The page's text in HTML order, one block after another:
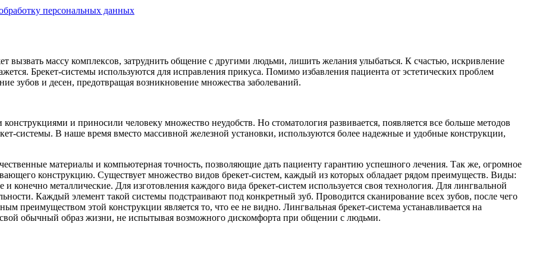
персональных данных
вызвать массу комплексов, затруднить общение с другими людьми, лишить желания улыбаться. К счастью, искривление
Брекет-системы используются для исправления прикуса. Помимо избавления пациента от эстетических проблем
зубов и десен, предотвращая возникновение множества заболеваний.
и приносили человеку множество неудобств. Но стоматология развивается, появляется все больше методов
системы. В наше время вместо массивной железной установки, используются более надежные и удобные конструкции,
материалы и компьютерная точность, позволяющие дать пациенту гарантию успешного лечения. Так же, огромное
конструкцию. Существует множество видов брекет-систем, каждый из которых обладает рядом преимуществ. Виды:
конечно металлические. Для изготовления каждого вида брекет-систем используется своя технология. Для лингвальной
Каждый элемент такой системы подстраивают под конкретный зуб. Проводится сканирование всех зубов, после чего
преимуществом этой конструкции является то, что ее не видно. Лингвальная брекет-система устанавливается на
обычный образ жизни, не испытывая возможного дискомфорта при общении с людьми.